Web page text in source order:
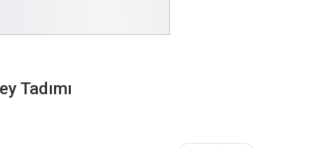
Tadımı